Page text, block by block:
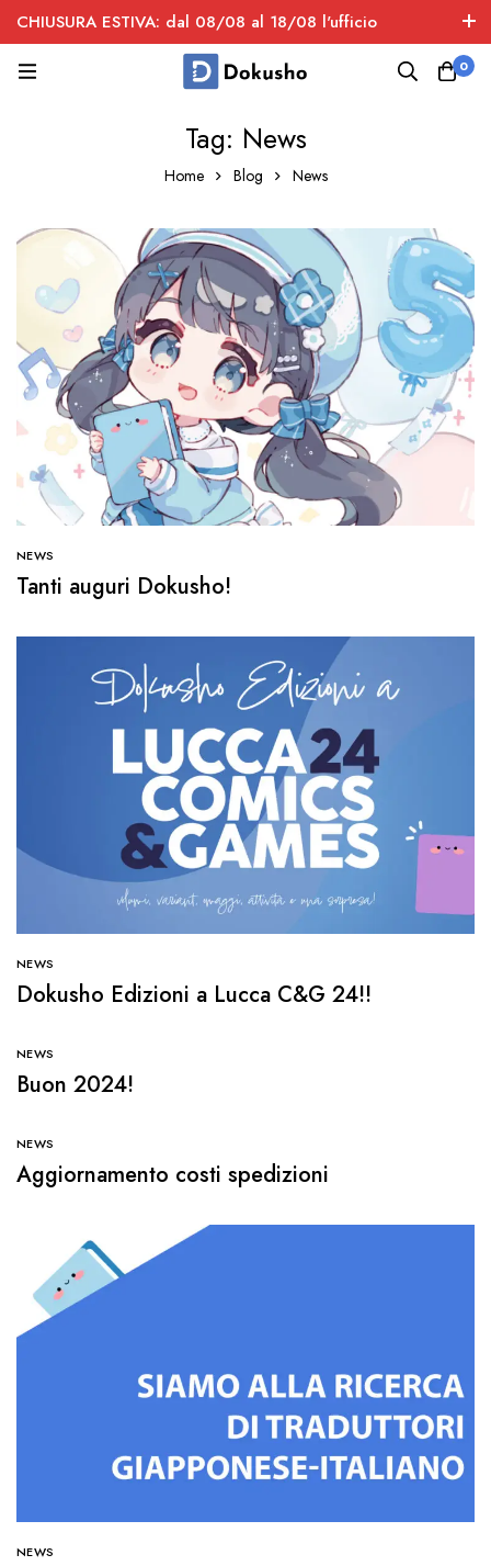
CHIUSURA ESTIVA: dal 08/08 al 18/08 l'ufficio
spedizioni è chiuso
0
Tag: News
Home Blog News
NEWS
Tanti auguri Dokusho!
NEWS
Dokusho Edizioni a Lucca C&G 24!!
NEWS
Buon 2024!
NEWS
Aggiornamento costi spedizioni
NEWS